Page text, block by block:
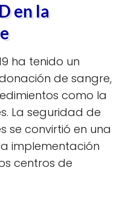
en la
ha tenido un
de sangre,
como la
La seguridad de
se convirtió en una
implementación
centros de